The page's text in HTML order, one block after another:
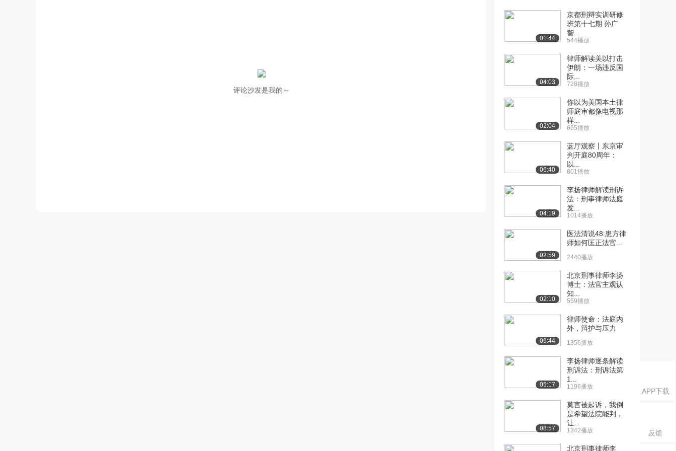
APP下载
反馈
评论沙发是我的～
[10] 哲学家与国王：柏拉
15:46
[11] 哲学家与国王：柏拉
15:55
[12] 哲学家与国王：柏拉
图的《理想国》I...
15:42
图的《理想国》I...
图的《理想国》I...
[15] 哲学家与国王：柏拉
图的《理想国》I...
1882播放
[16] 哲学家与国王-柏拉图
的《理想国》V...
1834播放
[17] 哲学家与国王-柏拉图
2306播放
[18] 哲学家与国王-柏拉图
1468播放
[19] 混合政体与法治：亚
里士多德的《政治...
1440播放
[20] 混合政体与法治：亚
里士多德的《政治...
16:04
01:44
京都刑辩实训研修
班第十七期 孙广
智...
544播放
04:03
律师解读美以打击
伊朗：一场违反国
际...
728播放
02:04
你以为美国本土律
师庭审都像电视那
样...
665播放
06:40
蓝厅观察丨东京审
判开庭80周年：
以...
801播放
04:19
李扬律师解读刑诉
法：刑事律师法庭
发...
1014播放
02:59
医法清说48:患方律
师如何匡正法官...
2440播放
02:10
北京刑事律师李扬
博士：法官主观认
知...
559播放
09:44
律师使命：法庭内
外，辩护与压力
1356播放
05:17
李扬律师逐条解读
刑诉法：刑诉法第
1...
1196播放
08:57
莫言被起诉，我倒
是希望法院能判，
让...
1342播放
北京刑事律师李